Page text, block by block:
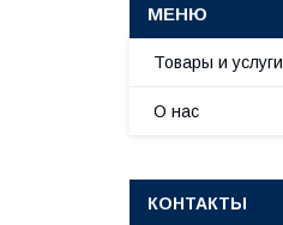
Товары и услуги
О нас
КОНТАКТЫ